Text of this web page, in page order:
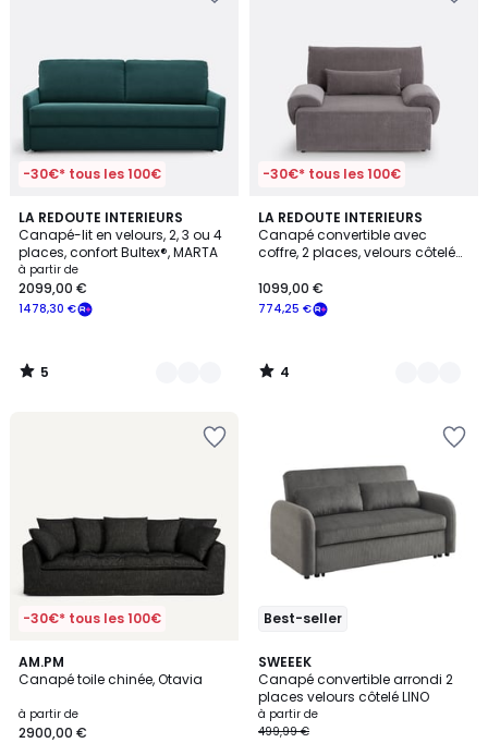
28%
de
réduction
appliquée.
-30€* tous les 100€
LA REDOUTE INTERIEURS
Canapé-lit en velours, 2, 3 ou 4
places, confort Bultex®, MARTA
à partir de
1478,30 €
2099,00 €
5
/
5
7
Couleurs
5
/
-30€* tous les 100€
LA REDOUTE INTERIEURS
Canapé convertible avec
coffre, 2 places, velours côtelé
774,25 €
1099,00 €
4
/
5
7
Couleurs
4
/
-30€* tous les 100€
AM.PM
Canapé toile chinée, Otavia
à partir de
2900,00 €
8
Couleurs
Best-seller
SWEEEK
Canapé convertible arrondi 2
places velours côtelé LINO
à partir de
499,99 €
4,7
/ 5
4
Couleurs